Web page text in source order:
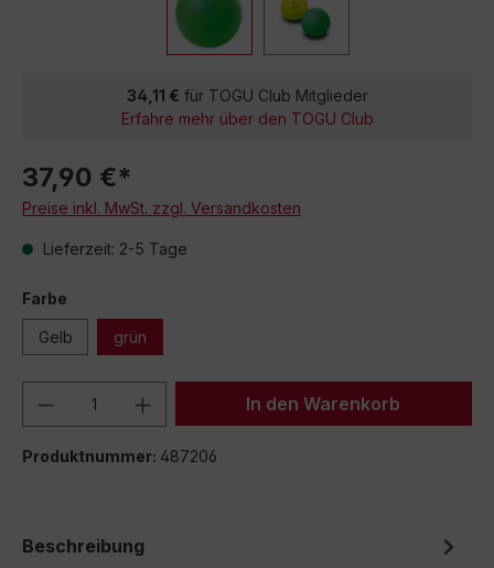
34,11 € für TOGU Club Mitglieder
Erfahre mehr über den TOGU Club
37,90 €*
Preise inkl. MwSt. zzgl. Versandkosten
Lieferzeit: 2-5 Tage
Farbe
Gelb grün
Produkt Anzahl: Gib denIn den Warenkorb
Produktnummer: 487206
Beschreibung